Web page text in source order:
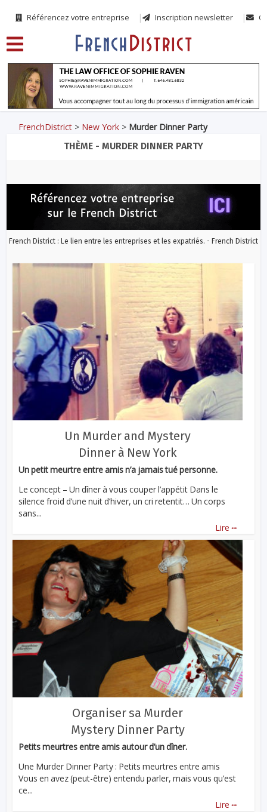
Référencez votre entreprise Inscription newsletter
FrenchDistrict > New York > Murder Dinner Party
THÈME - MURDER DINNER PARTY
French District : Le lien entre les entreprises et les expatriés. - French District
Un Murder and Mystery
Dinner à New York
Un petit meurtre entre amis n’a jamais tué personne.
Le concept – Un dîner à vous couper l’appétit Dans le
silence froid d’une nuit d’hiver, un cri retentit… Un corps
sans...
Lire ...
Organiser sa Murder
Mystery Dinner Party
Petits meurtres entre amis autour d’un dîner.
Une Murder Dinner Party : Petits meurtres entre amis
Vous en avez (peut-être) entendu parler, mais vous qu’est
ce...
Lire ...